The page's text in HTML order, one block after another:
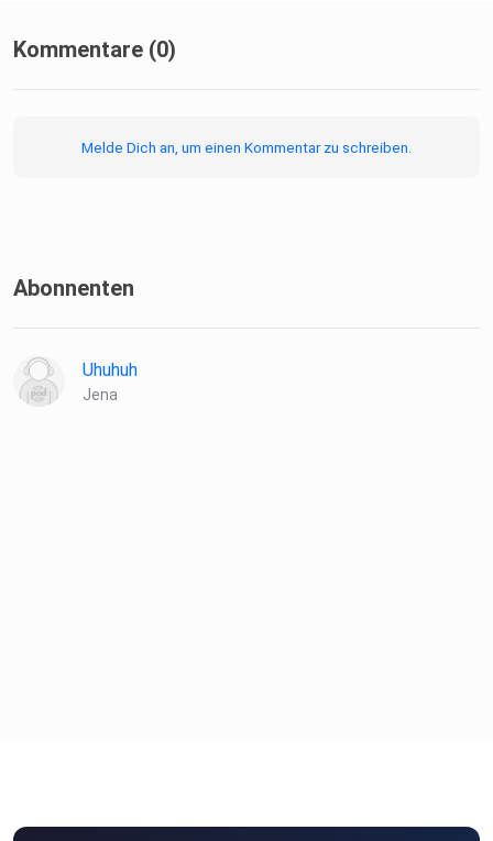
Kommentare (0)
Melde Dich an, um einen Kommentar zu schreiben.
Abonnenten
Uhuhuh
Jena